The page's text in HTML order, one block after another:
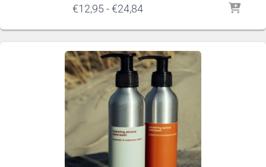
€12,95-€24,84Prijsklasse:
tot